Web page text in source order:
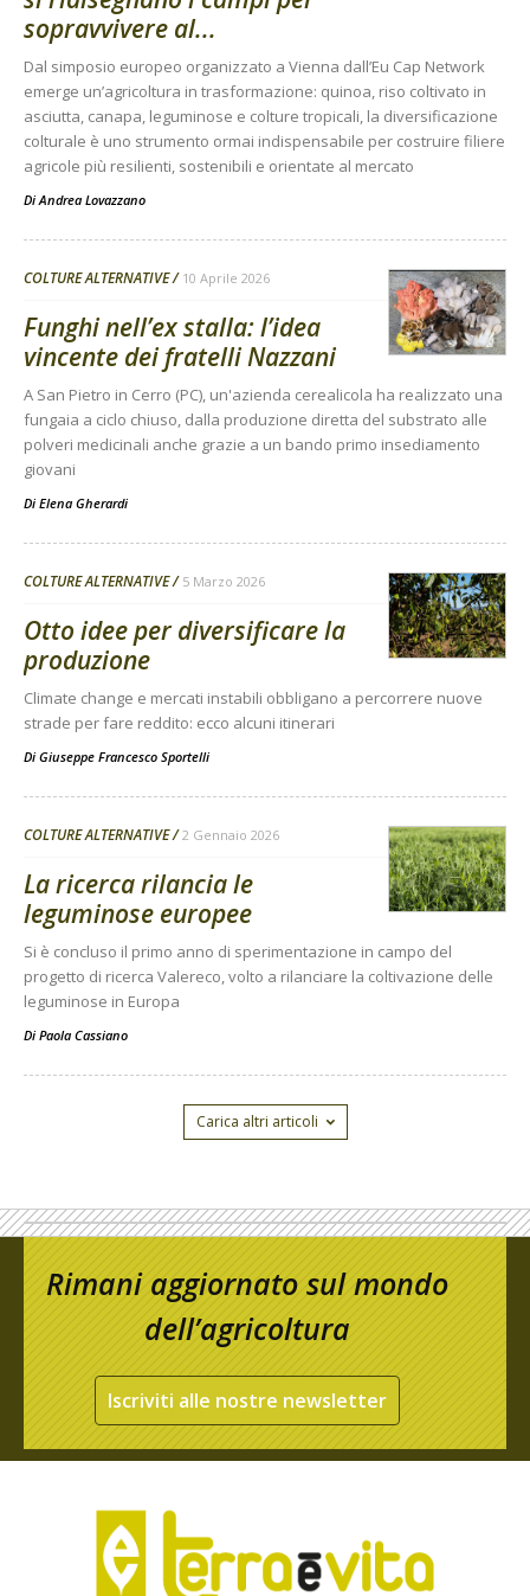
sopravvivere al...
Dal simposio europeo organizzato a Vienna dall’Eu Cap Network
emerge un’agricoltura in trasformazione: quinoa, riso coltivato in
asciutta, canapa, leguminose e colture tropicali, la diversificazione
colturale è uno strumento ormai indispensabile per costruire filiere
agricole più resilienti, sostenibili e orientate al mercato
DiAndrea Lovazzano
COLTURE ALTERNATIVE 10 Aprile 2026
Funghi nell’ex stalla: l’idea
vincente dei fratelli Nazzani
A San Pietro in Cerro (PC), un'azienda cerealicola ha realizzato una
fungaia a ciclo chiuso, dalla produzione diretta del substrato alle
polveri medicinali anche grazie a un bando primo insediamento
giovani
Di Elena Gherardi
COLTURE ALTERNATIVE 5 Marzo 2026
Otto idee per diversificare la
produzione
Climate change e mercati instabili obbligano a percorrere nuove
strade per fare reddito: ecco alcuni itinerari
Di Giuseppe Francesco Sportelli
COLTURE ALTERNATIVE 2 Gennaio 2026
La ricerca rilancia le
leguminose europee
Si è concluso il primo anno di sperimentazione in campo del
progetto di ricerca Valereco, volto a rilanciare la coltivazione delle
leguminose in Europa
Di Paola Cassiano
Carica altri articoli
Rimani aggiornato sul mondo
dell’agricoltura
Iscriviti alle nostre newsletter